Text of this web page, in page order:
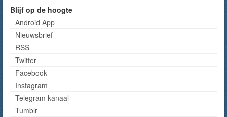
Blijf op de hoogte
Android App
Nieuwsbrief
RSS
Twitter
Facebook
Instagram
Telegram kanaal
Tumblr